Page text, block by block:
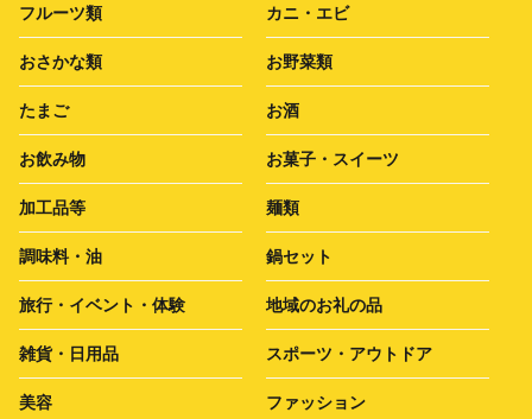
フルーツ類 カニ・エビ
おさかな類 お野菜類
たまご お酒
お飲み物 お菓子・スイーツ
加工品等 麺類
調味料・油 鍋セット
旅行・イベント・体験 地域のお礼の品
雑貨・日用品 スポーツ・アウトドア
美容 ファッション